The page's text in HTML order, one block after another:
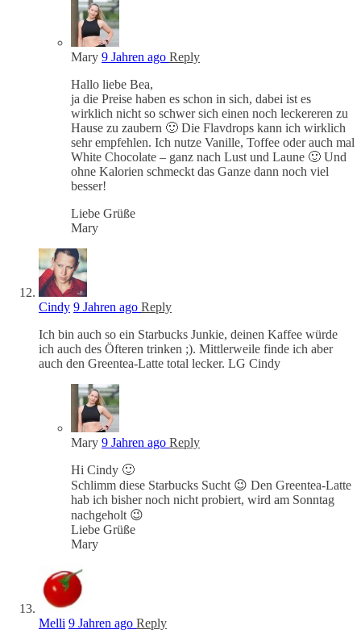
Mary 9 Jahren ago Reply
Hallo liebe Bea,
ja die Preise haben es schon in sich, dabei ist es
wirklich nicht so schwer sich einen noch leckereren zu
Hause zu zaubern 🙂 Die Flavdrops kann ich wirklich
sehr empfehlen. Ich nutze Vanille, Toffee oder auch mal
White Chocolate – ganz nach Lust und Laune 🙂 Und
ohne Kalorien schmeckt das Ganze dann noch viel
besser!
Liebe Grüße
Mary
Cindy 9 Jahren ago Reply
Ich bin auch so ein Starbucks Junkie, deinen Kaffee würde
ich auch des Öfteren trinken ;). Mittlerweile finde ich aber
auch den Greentea-Latte total lecker. LG Cindy
Mary 9 Jahren ago Reply
Hi Cindy 🙂
Schlimm diese Starbucks Sucht 😉 Den Greentea-Latte
hab ich bisher noch nicht probiert, wird am Sonntag
nachgeholt 😉
Liebe Grüße
Mary
Melli 9 Jahren ago Reply